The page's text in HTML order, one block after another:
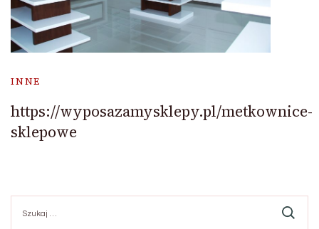
INNE
https://wyposazamysklepy.pl/metkownice-
sklepowe